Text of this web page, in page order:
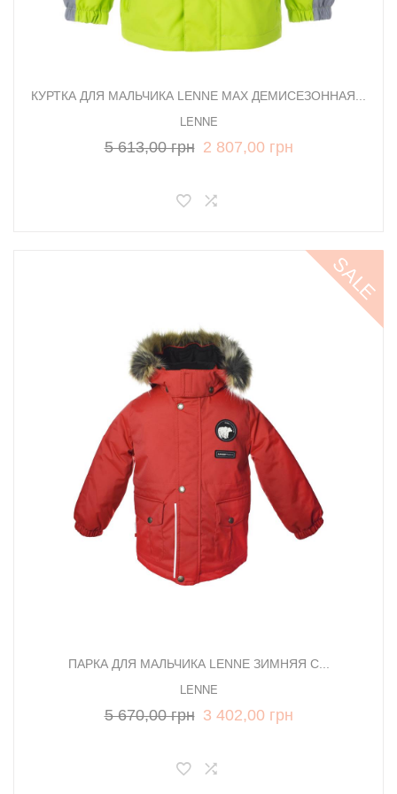
КУРТКА ДЛЯ МАЛЬЧИКА LENNE MAX ДЕМИСЕЗОННАЯ...
LENNE
5 613,00 грн 2 807,00 грн
SALE
ПАРКА ДЛЯ МАЛЬЧИКА LENNE ЗИМНЯЯ С...
LENNE
5 670,00 грн 3 402,00 грн